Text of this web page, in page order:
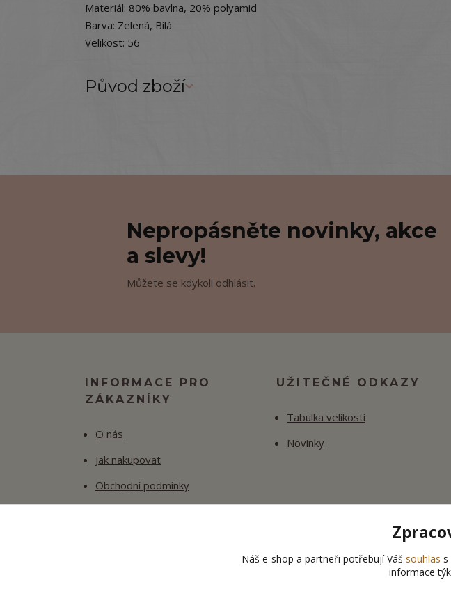
Materiál: 80% bavlna, 20% polyamid
Barva: Zelená, Bílá
Velikost: 56
Původ zboží
Nepropásněte novinky, akce
a slevy!
Můžete se kdykoli odhlásit.
INFORMACE PRO
ZÁKAZNÍKY
O nás
Jak nakupovat
Obchodní podmínky
UŽITEČNÉ ODKAZY
Tabulka velikostí
Novinky
Náš e-shop a partneři potřebují Váš souhlas
informace